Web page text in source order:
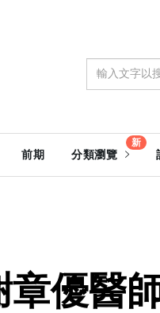
前期 分類瀏覽
新
章優醫